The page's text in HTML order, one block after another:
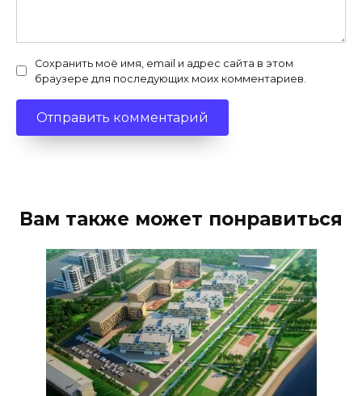
Сохранить моё имя, email и адрес сайта в этом
браузере для последующих моих комментариев.
Вам также может понравиться